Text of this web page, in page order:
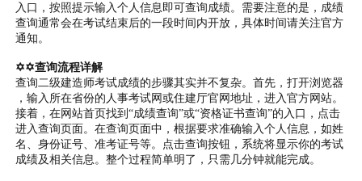
入口，按照提示输入个人信息即可查询成绩。需要注意的是，成绩
查询通常会在考试结束后的一段时间内开放，具体时间请关注官方
通知。
✡✡查询流程详解
查询二级建造师考试成绩的步骤其实并不复杂。首先，打开浏览器
，输入所在省份的人事考试网或住建厅官网地址，进入官方网站。
接着，在网站首页找到“成绩查询”或“资格证书查询”的入口，点击
进入查询页面。在查询页面中，根据要求准确输入个人信息，如姓
名、身份证号、准考证号等。点击查询按钮，系统将显示你的考试
成绩及相关信息。整个过程简单明了，只需几分钟就能完成。